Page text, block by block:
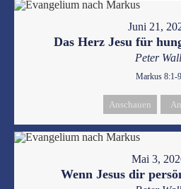
Juni 21,
Das Herz Jesu für
Peter Wall
Markus 8:1-9
Anschauen
Mai 3,
Wenn Jesus dir